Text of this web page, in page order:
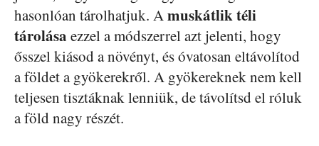
hasonlóan tárolhatjuk. Amuskátlik téli
tárolása ezzel a módszerrel azt jelenti, hogy
ősszel kiásod a növényt, és óvatosan eltávolítod
a földet a gyökerekről. A gyökereknek nem kell
teljesen tisztáknak lenniük, de távolítsd el róluk
a föld nagy részét.